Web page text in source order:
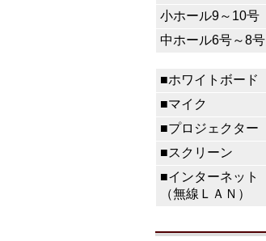
小ホール9～10号
中ホール6号～8号
■ホワイトボード
■マイク
■プロジェクター
■スクリーン
■インターネット
（無線ＬＡＮ）